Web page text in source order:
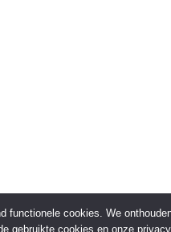
cookies. We
gebruikte cookies en onze